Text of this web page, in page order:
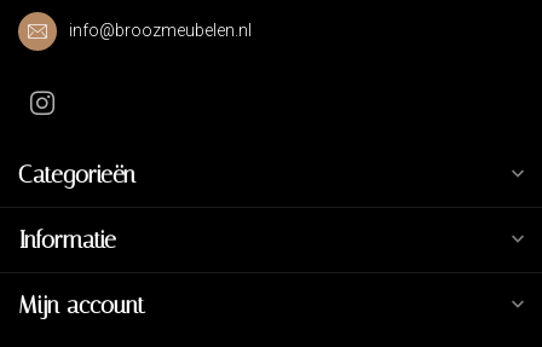
info@broozmeubelen.nl
Categorieën
Informatie
Mijn account